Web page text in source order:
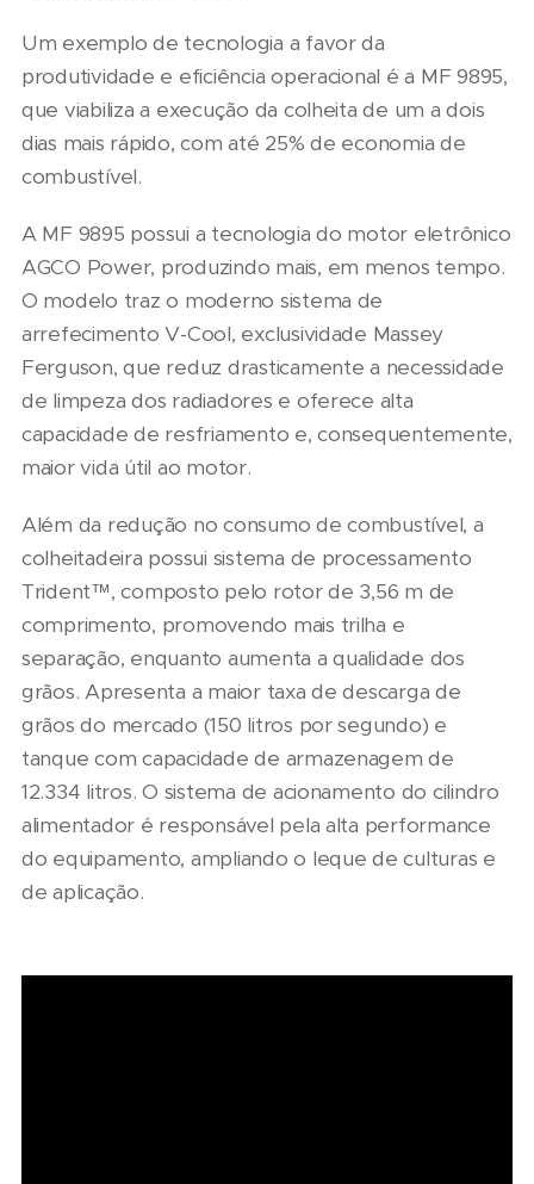
Um exemplo de tecnologia a favor da
produtividade e eficiência operacional é a MF 9895,
que viabiliza a execução da colheita de um a dois
dias mais rápido, com até 25% de economia de
combustível.
A MF 9895 possui a tecnologia do motor eletrônico
AGCO Power, produzindo mais, em menos tempo.
O modelo traz o moderno sistema de
arrefecimento V-Cool, exclusividade Massey
Ferguson, que reduz drasticamente a necessidade
de limpeza dos radiadores e oferece alta
capacidade de resfriamento e, consequentemente,
maior vida útil ao motor.
Além da redução no consumo de combustível, a
colheitadeira possui sistema de processamento
Trident™, composto pelo rotor de 3,56 m de
comprimento, promovendo mais trilha e
separação, enquanto aumenta a qualidade dos
grãos. Apresenta a maior taxa de descarga de
grãos do mercado (150 litros por segundo) e
tanque com capacidade de armazenagem de
12.334 litros. O sistema de acionamento do cilindro
alimentador é responsável pela alta performance
do equipamento, ampliando o leque de culturas e
de aplicação.